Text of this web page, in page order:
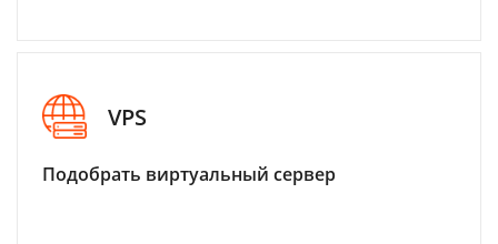
VPS
Подобрать виртуальный сервер